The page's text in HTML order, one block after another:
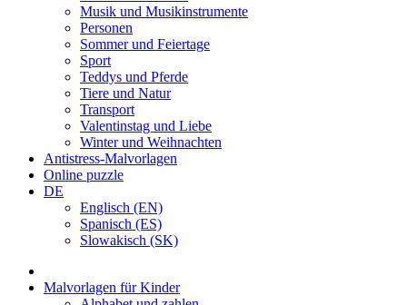
Musik und Musikinstrumente
Personen
Sommer und Feiertage
Sport
Teddys und Pferde
Tiere und Natur
Transport
Valentinstag und Liebe
Winter und Weihnachten
Antistress-Malvorlagen
Online puzzle
DE
Englisch (EN)
Spanisch (ES)
Slowakisch (SK)
Malvorlagen für Kinder